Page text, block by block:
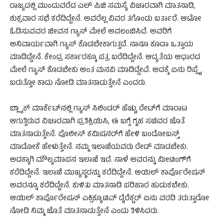
ರಾಜ್ಯದಲ್ಲಿ ಮುಂದುವರೆದ ಎಲ್ ಪಿಜಿ ಸಮಸ್ಯೆ ವಿಚಾರವಾಗಿ ಮಾತನಾಡಿ,
ಶುಕ್ರವಾರ ಸಭೆ ಕರೆದಿದ್ದೇನೆ. ಅವರೆಲ್ಲ ವಿವರ ತಗೊಂಡು ಬರ್ತಾರೆ. ಆಟೋ
ಓಡಿಸುವವರ ಜೀವನ ಗ್ಯಾಸ್ ಮೇಲೆ ಅವಲಂಬಿಸಿದೆ. ಅವರಿಗೆ
ಅನಿವಾರ್ಯವಾಗಿ ಗ್ಯಾಸ್ ಕೊಡಬೇಕಾಗುತ್ತದೆ. ನಾನೂ ಕೂಡಾ ಒತ್ತಾಯ
ಮಾಡಿದ್ದೇನೆ. ಕೇಂದ್ರ ಸರ್ಕಾರಕ್ಕೂ ಪತ್ರ ಬರೆದಿದ್ದೇನೆ. ಆದ್ಯತೆಯ ಆಧಾರದ
ಮೇಲೆ ಗ್ಯಾಸ್ ಕೊಡಬೇಕು ಅಂತ ಮನವಿ ಮಾಡಿದ್ದೇವೆ. ಅದಕ್ಕೆ ಏನು ರಿಪ್ಲೈ
ಬರುತ್ತೋ ಕಾದು ನೋಡಿ ಮಾತನಾಡುತ್ತೇನೆ ಎಂದರು.
ಬ್ಲ್ಯಾಕ್ ಮಾರ್ಕೆಟ್​ನಲ್ಲಿ ಗ್ಯಾಸ್ ಸಿಲಿಂಡರ್ ಹೆಚ್ಚು ರೇಟ್​ಗೆ ಮಾರಾಟ
ಆಗುತ್ತಿರುವ ವಿಚಾರವಾಗಿ ಪ್ರತಿಕ್ರಿಯಿಸಿ, ಈ ಬಗ್ಗೆ ಗೃಹ ಸಚಿವರ ಜೊತೆ
ಮಾತನಾಡುತ್ತೇನೆ. ಪೊಲೀಸ್ ಕಮಿಷನರ್​ಗೆ ಹೇಳಿ ಬಂದೋಬಸ್ತ್
ಮಾಡೋಕೆ ಹೇಳುತ್ತೇನೆ. ನಮ್ಮ ಇಲಾಖೆಯವರು ರೇಡ್ ಮಾಡಬೇಕು.
ಅದಕ್ಕಾಗಿ ಮೌಲ್ಯಮಾಪನ ಇಲಾಖೆ ಇದೆ. ನಾಳೆ ಅವರನ್ನು ಮೀಟಿಂಗ್​ಗೆ
ಕರೆದಿದ್ದೇನೆ. ಇಲಾಖೆ ಮುಖ್ಯಸ್ಥರನ್ನು ಕರೆದಿದ್ದೇನೆ. ಆಯಿಲ್ ಕಾರ್ಪೊರೇಷನ್
ಅವರನ್ನೂ ಕರೆದಿದ್ದೇನೆ. ಕುಳಿತು ಮಾತನಾಡಿ ಪರಿಹಾರ ಹುಡುಕಬೇಕು.
ಆಯಿಲ್ ಕಾರ್ಪೊರೇಷನ್ ಎಕ್ಸಿಕ್ಯೂಟಿವ್ ಡೈರೆಕ್ಟರ್ ಏನು ವರದಿ ತರುತ್ತಾರೋ
ನೋಡಿ ನಿಮ್ಮ ಜೊತೆ ಮಾತನಾಡುತ್ತೇನೆ ಎಂದು ತಿಳಿಸಿದರು.